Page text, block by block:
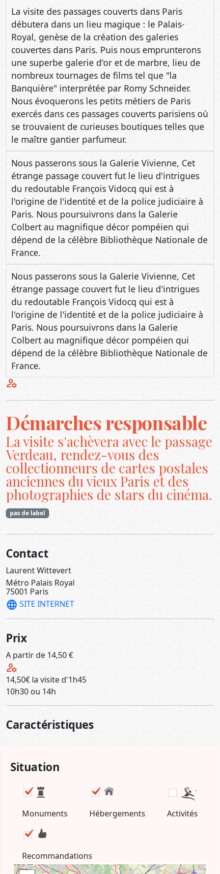
La visite des passages couverts dans Paris
débutera dans un lieu magique : le Palais-
Royal, genèse de la création des galeries
couvertes dans Paris. Puis nous emprunterons
une superbe galerie d'or et de marbre, lieu de
nombreux tournages de films tel que "la
Banquière" interprétée par Romy Schneider.
Nous évoquerons les petits métiers de Paris
exercés dans ces passages couverts parisiens où
se trouvaient de curieuses boutiques telles que
le maître gantier parfumeur.
Nous passerons sous la Galerie Vivienne, Cet
étrange passage couvert fut le lieu d'intrigues
du redoutable François Vidocq qui est à
l'origine de l'identité et de la police judiciaire à
Paris. Nous poursuivrons dans la Galerie
Colbert au magnifique décor pompéien qui
dépend de la célèbre Bibliothèque Nationale de
France.
Nous passerons sous la Galerie Vivienne, Cet
étrange passage couvert fut le lieu d'intrigues
du redoutable François Vidocq qui est à
l'origine de l'identité et de la police judiciaire à
Paris. Nous poursuivrons dans la Galerie
Colbert au magnifique décor pompéien qui
dépend de la célèbre Bibliothèque Nationale de
France.
manage_accounts
Démarches responsable
La visite s'achèvera avec le passage
Verdeau, rendez-vous des
collectionneurs de cartes postales
anciennes du vieux Paris et des
photographies de stars du cinéma.
pas de label
Contact
Laurent Wittevert
Métro Palais Royal
75001 Paris
language SITE INTERNET
Prix
A partir de 14,50 €
manage_accounts
14,50€ la visite d'1h45
10h30 ou 14h
Caractéristiques
Situation
Monuments Hébergements Activités
Recommandations